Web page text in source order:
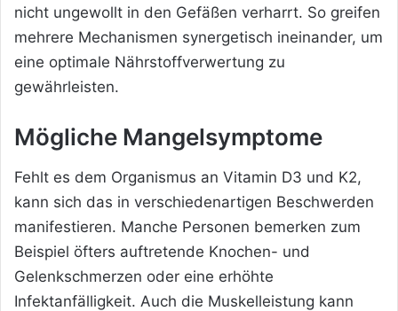
nicht ungewollt in den Gefäßen verharrt. So greifen
mehrere Mechanismen synergetisch ineinander, um
eine optimale Nährstoffverwertung zu
gewährleisten.
Mögliche Mangelsymptome
Fehlt es dem Organismus an Vitamin D3 und K2,
kann sich das in verschiedenartigen Beschwerden
manifestieren. Manche Personen bemerken zum
Beispiel öfters auftretende Knochen- und
Gelenkschmerzen oder eine erhöhte
Infektanfälligkeit. Auch die Muskelleistung kann